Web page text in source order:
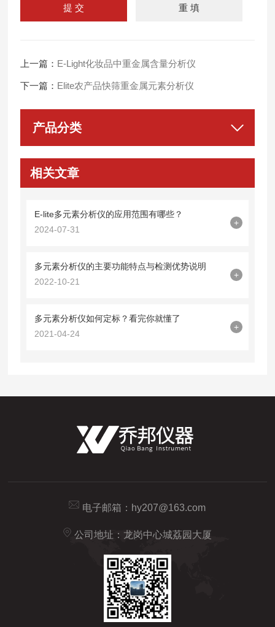
上一篇： E-Light化妆品中重金属含量分析仪
下一篇： Elite农产品快筛重金属元素分析仪
产品分类
相关文章
E-lite多元素分析仪的应用范围有哪些？
2024-07-31
+
多元素分析仪的主要功能特点与检测优势说明
2022-10-21
+
多元素分析仪如何定标？看完你就懂了
2021-04-24
+
电子邮箱： hy207@163.com
公司地址：龙岗中心城荔园大厦